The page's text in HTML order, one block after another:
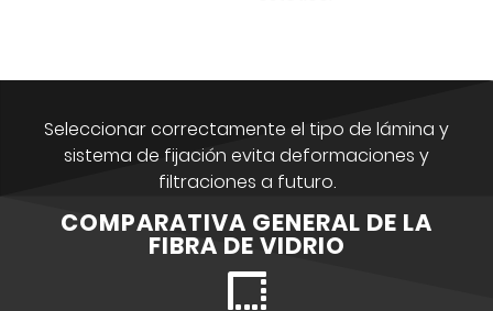
COMPARATIVA GENERAL DE LA
FIBRA DE VIDRIO
Seleccionar correctamente el tipo de lámina y
sistema de fijación evita deformaciones y
filtraciones a futuro.